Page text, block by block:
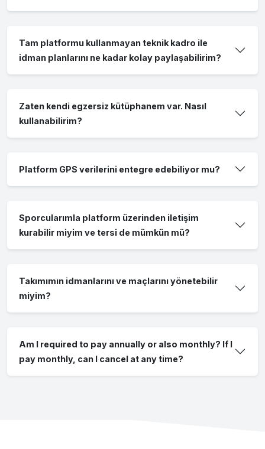
Tam platformu kullanmayan teknik kadro ile
idman planlarını ne kadar kolay paylaşabilirim?
Zaten kendi egzersiz kütüphanem var. Nasıl
kullanabilirim?
Platform GPS verilerini entegre edebiliyor mu?
Sporcularımla platform üzerinden iletişim
kurabilir miyim ve tersi de mümkün mü?
Takımımın idmanlarını ve maçlarını yönetebilir
miyim?
Am I required to pay annually or also monthly? If I
pay monthly, can I cancel at any time?